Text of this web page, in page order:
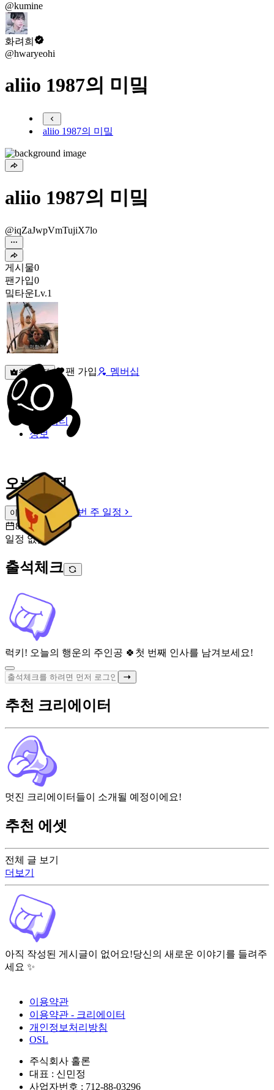
@kumine
화려희
@hwaryeohi
aliio 1987의 미밐
aliio 1987의 미밐
aliio 1987의 미밐
@iqZaJwpVmTujiX7lo
게시물0
팬가입0
밐타운Lv.1
원픽선택 팬 가입 멤버십
밐타운
피드
커뮤니티
정보
오늘 일정
이번 주 일정
이번 주 일정
8월 7일 [금]
일정 없음
출석체크
럭키! 오늘의 행운의 주인공 🍀 첫 번째 인사를 남겨보세요!
전체 글 보기
더보기
아직 작성된 게시글이 없어요!당신의 새로운 이야기를 들려주
세요 ✨
추천 크리에이터
멋진 크리에이터들이 소개될 예정이에요!
추천 에셋
이용약관
이용약관 - 크리에이터
개인정보처리방침
OSL
주식회사 홀론
대표 : 신민정
사업자번호 : 712-88-03296